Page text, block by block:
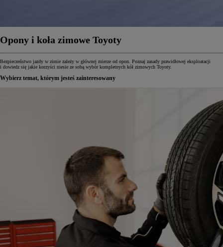
Opony i koła zimowe Toyoty
Bezpieczeństwo jazdy w zimie zależy w głównej mierze od opon. Poznaj zasady prawidłowej eksploatacji
i dowiedz się jakie korzyści niesie ze sobą wybór kompletnych kół zimowych Toyoty.
Wybierz temat, którym jesteś zainteresowany